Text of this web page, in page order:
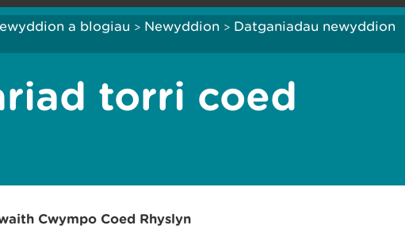
a blogiau > Newyddion > Datganiadau newyddion
torri coed
Cwympo Coed Rhyslyn